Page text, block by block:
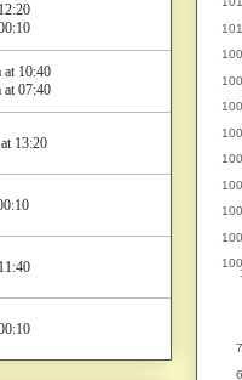
at 10:40
at 07:40
13:20